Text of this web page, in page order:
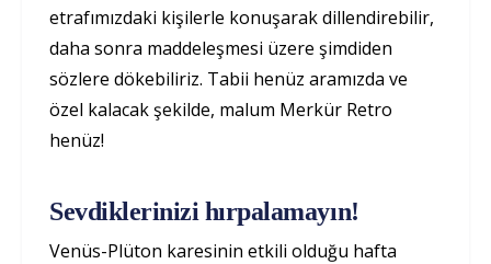
etrafımızdaki kişilerle konuşarak dillendirebilir,
daha sonra maddeleşmesi üzere şimdiden
sözlere dökebiliriz. Tabii henüz aramızda ve
özel kalacak şekilde, malum Merkür Retro
henüz!
Sevdiklerinizi hırpalamayın!
Venüs-Plüton karesinin etkili olduğu hafta